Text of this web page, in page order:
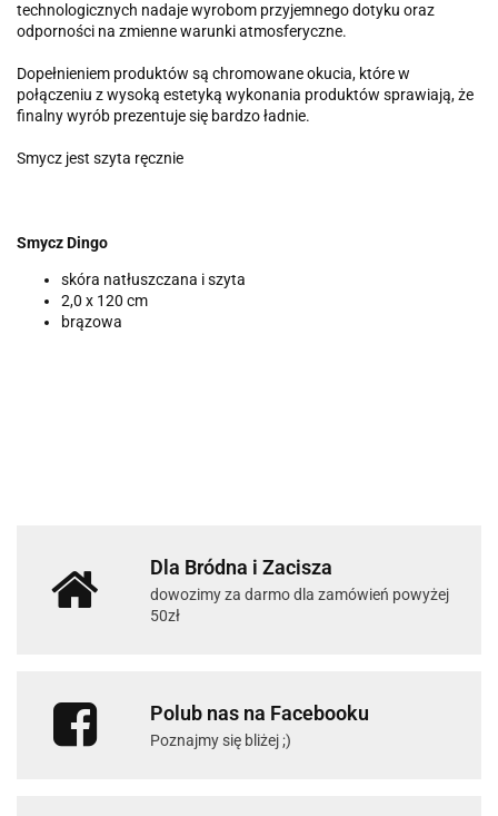
technologicznych nadaje wyrobom przyjemnego dotyku oraz
odporności na zmienne warunki atmosferyczne.
Dopełnieniem produktów są chromowane okucia, które w
połączeniu z wysoką estetyką wykonania produktów sprawiają, że
finalny wyrób prezentuje się bardzo ładnie.
Smycz jest szyta ręcznie
Smycz Dingo
skóra natłuszczana i szyta
2,0 x 120 cm
brązowa
Dla Bródna i Zacisza
dowozimy za darmo dla zamówień powyżej
50zł
Polub nas na Facebooku
Poznajmy się bliżej ;)